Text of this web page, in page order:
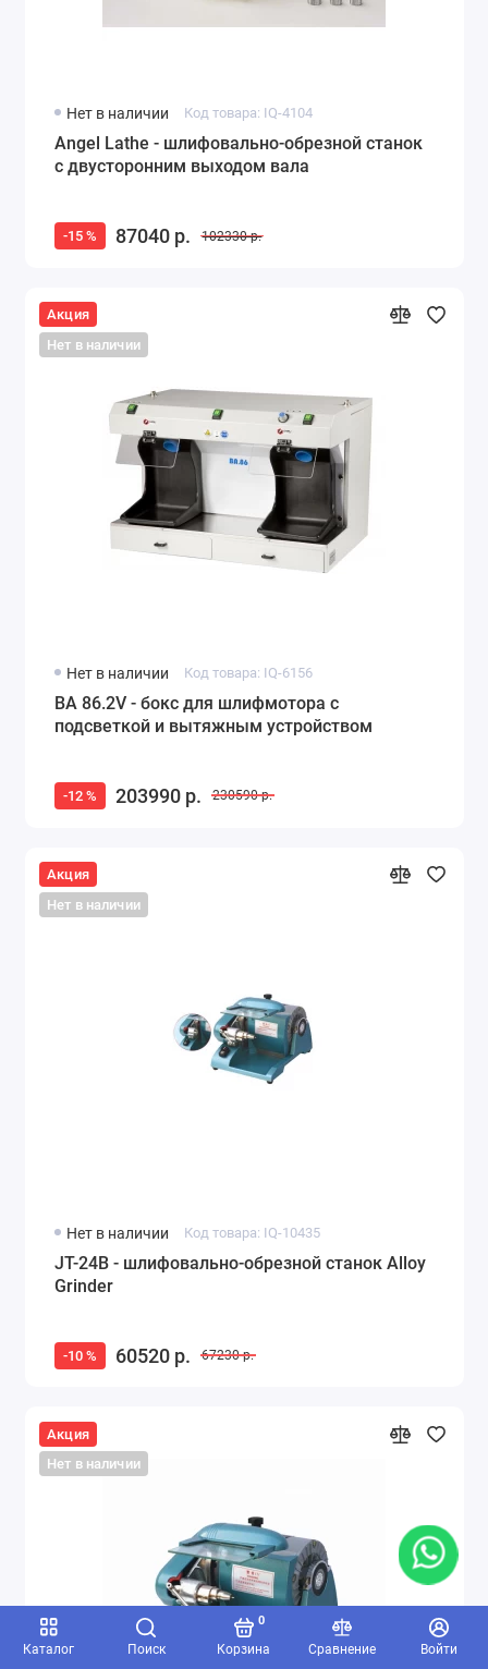
Каталог Поиск Корзина
0
Сравнение Войти
Нет в наличии Код товара: IQ-4104
Angel Lathe - шлифовально-обрезной станок
с двусторонним выходом вала
-15 % 87040 р. 102330 р.
Акция
Нет в наличии
Нет в наличии Код товара: IQ-6156
BA 86.2V - бокс для шлифмотора с
подсветкой и вытяжным устройством
-12 % 203990 р. 230590 р.
Акция
Нет в наличии
Нет в наличии Код товара: IQ-10435
JT-24B - шлифовально-обрезной станок Alloy
Grinder
-10 % 60520 р. 67230 р.
Акция
Нет в наличии